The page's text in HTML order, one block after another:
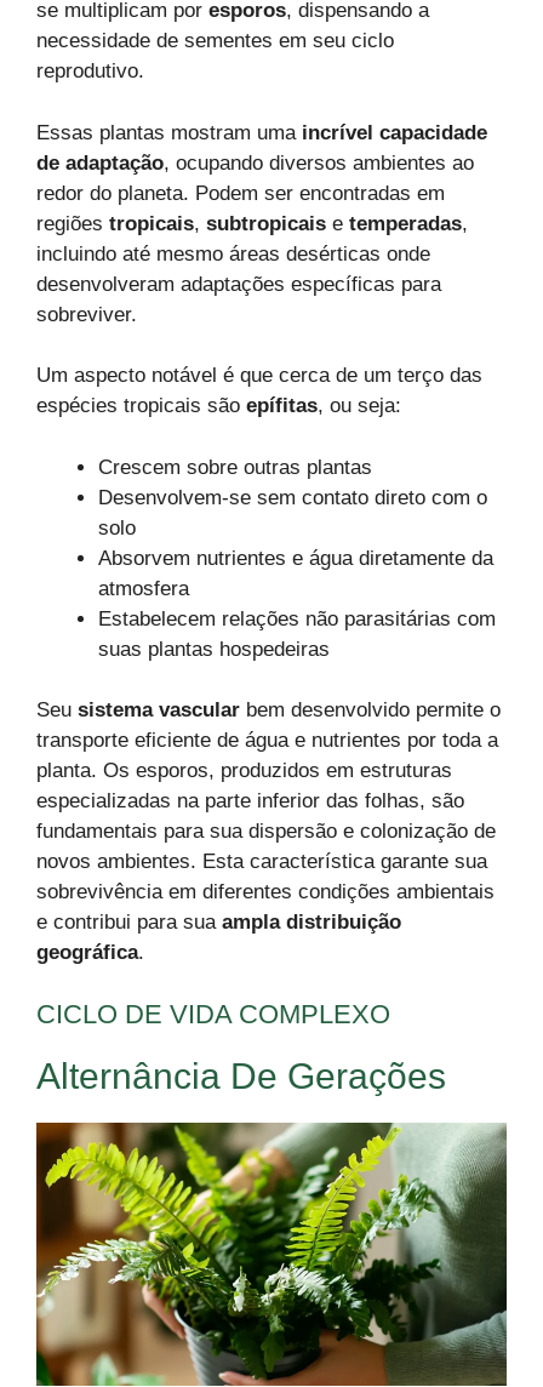
se multiplicam por esporos, dispensando a
necessidade de sementes em seu ciclo
reprodutivo.
Essas plantas mostram uma incrível capacidade
de adaptação, ocupando diversos ambientes ao
redor do planeta. Podem ser encontradas em
regiões tropicais, subtropicais e temperadas,
incluindo até mesmo áreas desérticas onde
desenvolveram adaptações específicas para
sobreviver.
Um aspecto notável é que cerca de um terço das
espécies tropicais são epífitas, ou seja:
Crescem sobre outras plantas
Desenvolvem-se sem contato direto com o
solo
Absorvem nutrientes e água diretamente da
atmosfera
Estabelecem relações não parasitárias com
suas plantas hospedeiras
Seu sistema vascular bem desenvolvido permite o
transporte eficiente de água e nutrientes por toda a
planta. Os esporos, produzidos em estruturas
especializadas na parte inferior das folhas, são
fundamentais para sua dispersão e colonização de
novos ambientes. Esta característica garante sua
sobrevivência em diferentes condições ambientais
e contribui para sua ampla distribuição
geográfica.
CICLO DE VIDA COMPLEXO
Alternância De Gerações